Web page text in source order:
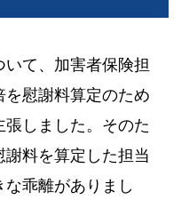
て、加害者保険担
慰謝料算定のため
しました。そのた
料を算定した担当
乖離がありまし